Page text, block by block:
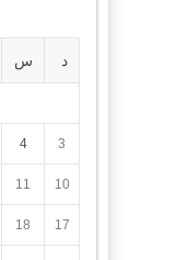
د س
3
4
10
11
17
18